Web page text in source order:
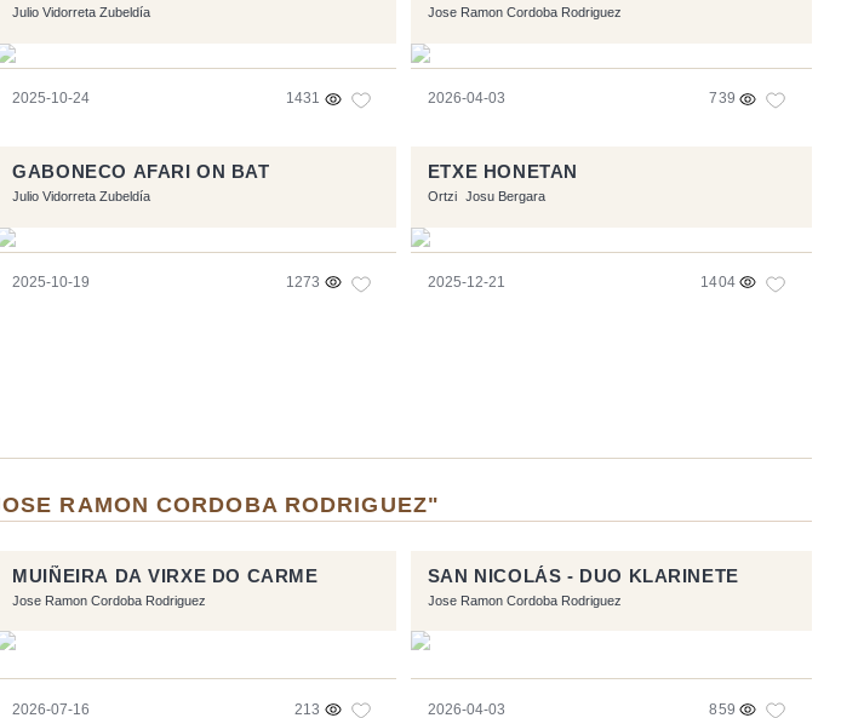
Julio Vidorreta Zubeldía
2025-10-24 1431
Jose Ramon Cordoba Rodriguez
2026-04-03 739
GABONECO AFARI ON BAT
Julio Vidorreta Zubeldía
2025-10-19 1273
ETXE HONETAN
Ortzi Josu Bergara
2025-12-21 1404
RAMON CORDOBA RODRIGUEZ"
MUIÑEIRA DA VIRXE DO CARME
Jose Ramon Cordoba Rodriguez
2026-07-16 213
SAN NICOLÁS - DUO KLARINETE
Jose Ramon Cordoba Rodriguez
2026-04-03 859